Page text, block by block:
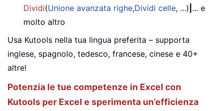
Dividi(Unione avanzata righe,Dividi celle, ...) ... e
molto altro
Usa Kutools nella tua lingua preferita – supporta
inglese, spagnolo, tedesco, francese, cinese e 40+
altre!
Potenzia le tue competenze in Excel con
Kutools per Excel e sperimenta un’efficienza